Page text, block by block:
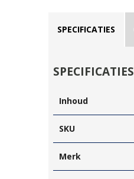
SPECIFICATIES
SPECIFICATIES
Inhoud
SKU
Merk